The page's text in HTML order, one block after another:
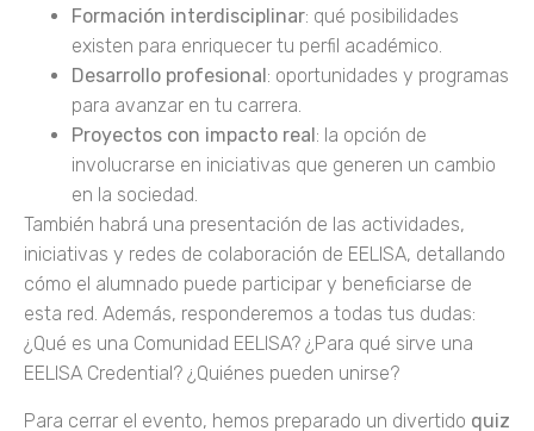
Formación interdisciplinar: qué posibilidades
existen para enriquecer tu perfil académico.
Desarrollo profesional : oportunidades y programas
para avanzar en tu carrera.
Proyectos con impacto real : la opción de
involucrarse en iniciativas que generen un cambio
en la sociedad.
También habrá una presentación de las actividades,
iniciativas y redes de colaboración de EELISA, detallando
cómo el alumnado puede participar y beneficiarse de
esta red. Además, responderemos a todas tus dudas:
¿Qué es una Comunidad EELISA? ¿Para qué sirve una
EELISA Credential? ¿Quiénes pueden unirse?
Para cerrar el evento, hemos preparado un divertido quiz